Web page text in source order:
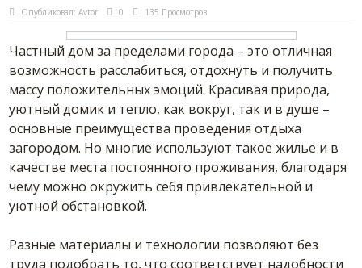
Опубликовал:Avtor 0 135 Просмотров
Частный дом за пределами города – это отличная
возможность расслабиться, отдохнуть и получить
массу положительных эмоций. Красивая природа,
уютный домик и тепло, как вокруг, так и в душе –
основные преимущества проведения отдыха
загородом. Но многие используют такое жилье и в
качестве места постоянного проживания, благодаря
чему можно окружить себя привлекательной и
уютной обстановкой.
Разные материалы и технологии позволяют без
труда подобрать то, что соответствует надобности